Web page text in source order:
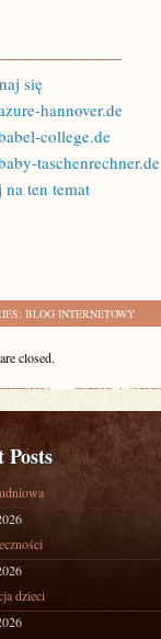
się
hannover.de
college.de
taschenrechner.de
na ten temat
BLOG INTERNETOWY
closed.
Posts
dzieci